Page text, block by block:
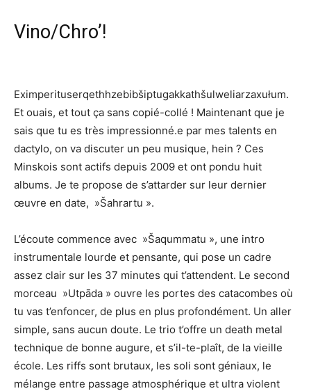
Vino/Chro’!
Eximperituserqethhzebibšiptugakkathšulweliarzaxułum.
Et ouais, et tout ça sans copié-collé ! Maintenant que je
sais que tu es très impressionné.e par mes talents en
dactylo, on va discuter un peu musique, hein ? Ces
Minskois sont actifs depuis 2009 et ont pondu huit
albums. Je te propose de s’attarder sur leur dernier
œuvre en date, »Šahrartu ».
L’écoute commence avec »Šaqummatu », une intro
instrumentale lourde et pensante, qui pose un cadre
assez clair sur les 37 minutes qui t’attendent. Le second
morceau »Utpāda » ouvre les portes des catacombes où
tu vas t’enfoncer, de plus en plus profondément. Un aller
simple, sans aucun doute. Le trio t’offre un death metal
technique de bonne augure, et s’il-te-plaît, de la vieille
école. Les riffs sont brutaux, les soli sont géniaux, le
mélange entre passage atmosphérique et ultra violent